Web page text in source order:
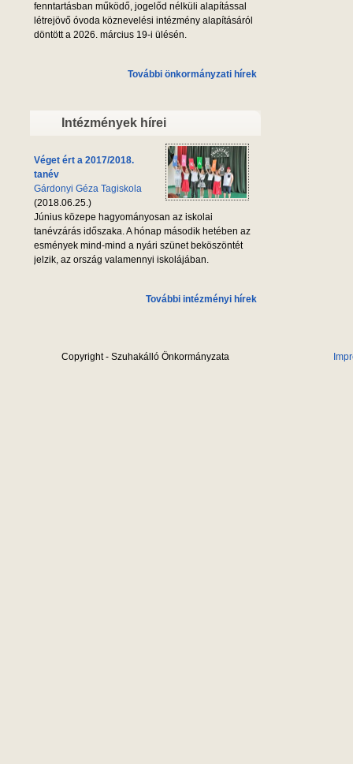
fenntartásban működő, jogelőd nélküli alapítással
létrejövő óvoda köznevelési intézmény alapításáról
döntött a 2026. március 19-i ülésén.
További önkormányzati hírek
Intézmények hírei
Véget ért a 2017/2018.
tanév
Gárdonyi Géza Tagiskola
(2018.06.25.)
Június közepe hagyományosan az iskolai
tanévzárás időszaka. A hónap második hetében az
esmények mind-mind a nyári szünet beköszöntét
jelzik, az ország valamennyi iskolájában.
További intézményi hírek
Copyright - Szuhakálló Önkormányzata